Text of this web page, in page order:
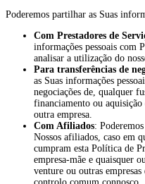
Poderemos partilhar as Suas
Com Prestadores de
informações pessoais com
analisar a utilização do
Para transferências de
as Suas informações
negociações de, qualquer
financiamento ou aquisição
outra empresa.
Com Afiliados:
Nossos afiliados, caso em
cumpram esta Política de
empresa-mãe e quaisquer
venture ou outras